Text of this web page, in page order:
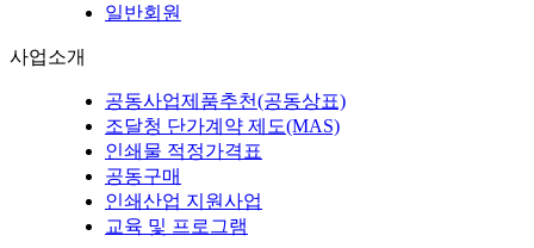
일반회원
사업소개
공동사업제품추천(공동상표)
조달청 단가계약 제도(MAS)
인쇄물 적정가격표
공동구매
인쇄산업 지원사업
교육 및 프로그램